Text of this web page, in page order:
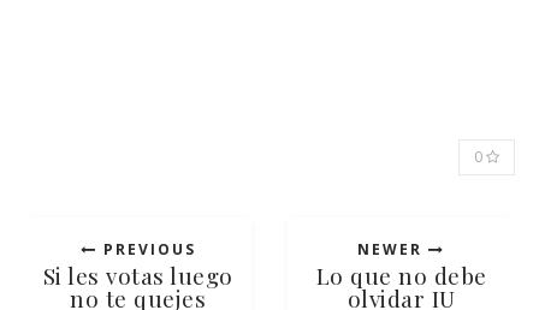
0
PREVIOUS
Si les votas luego
no te quejes
NEWER
Lo que no debe
olvidar IU